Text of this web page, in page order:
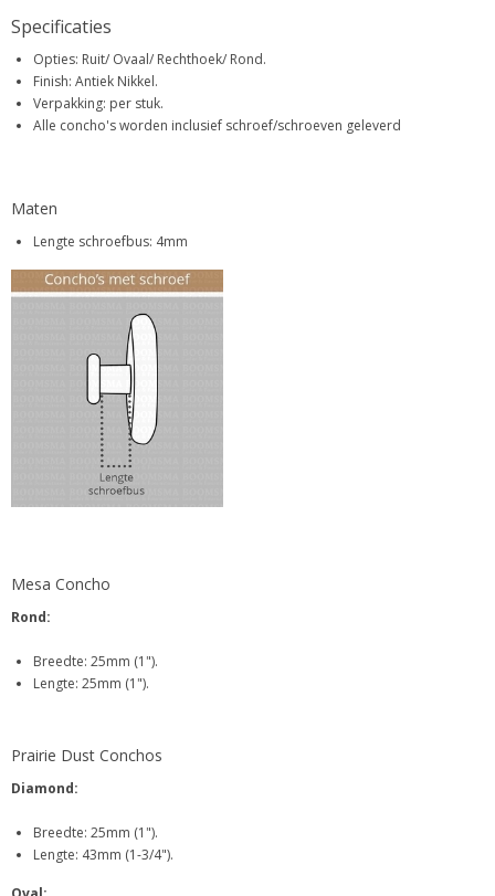
Specificaties
Opties: Ruit/ Ovaal/ Rechthoek/ Rond.
Finish: Antiek Nikkel.
Verpakking: per stuk.
Alle concho's worden inclusief schroef/schroeven geleverd
Maten
Lengte schroefbus: 4mm
Mesa Concho
Rond:
Breedte: 25mm (1").
Lengte: 25mm (1").
Prairie Dust Conchos
Diamond:
Breedte: 25mm (1").
Lengte: 43mm (1-3/4").